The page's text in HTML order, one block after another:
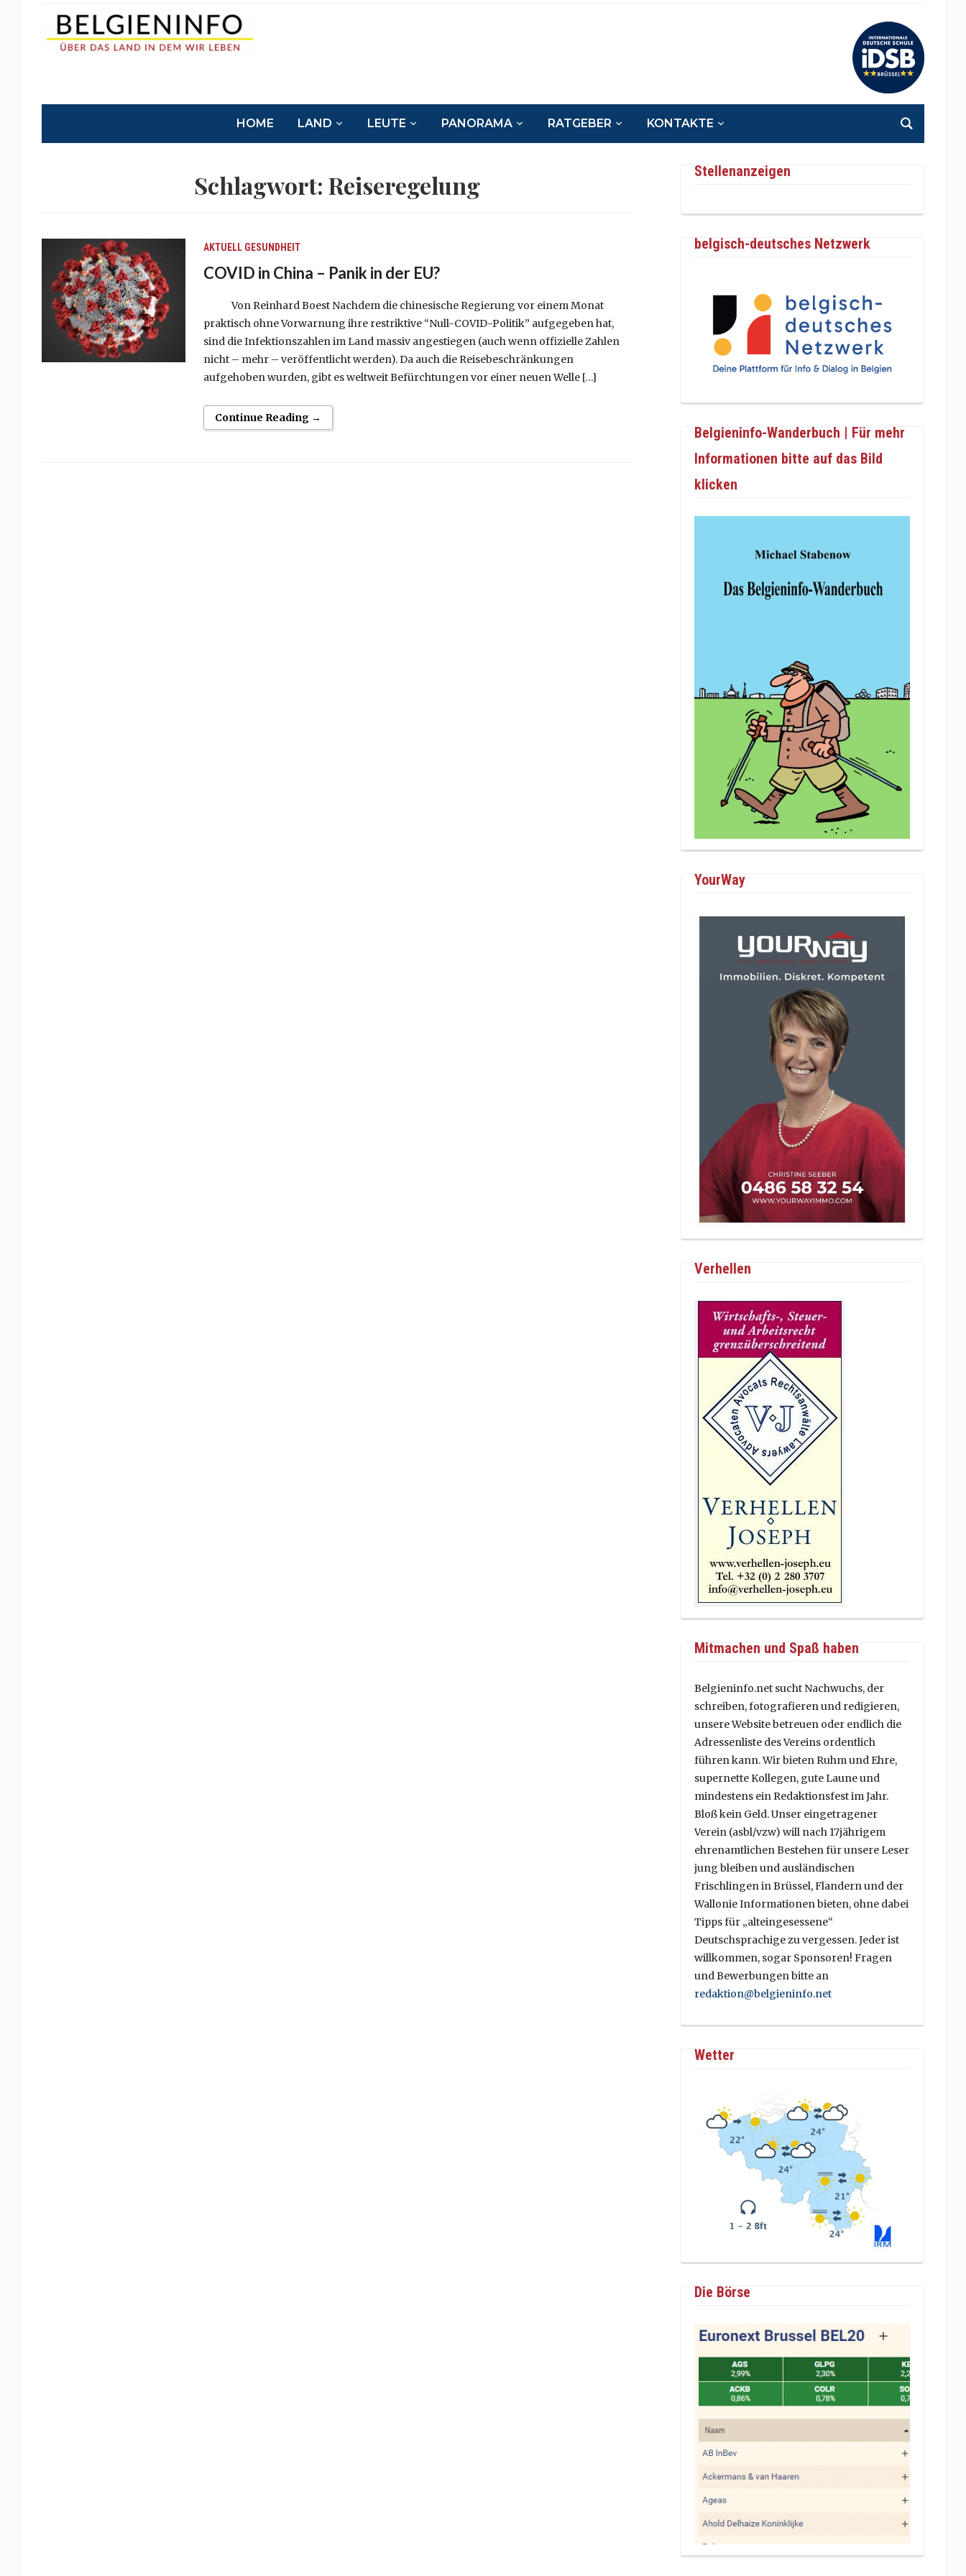
HOME LAND LEUTE PANORAMA RATGEBER KONTAKTE
Schlagwort:Reiseregelung
AKTUELL GESUNDHEIT
COVID in China – Panik in der EU?
Von Reinhard Boest Nachdem die chinesische Regierung vor einem Monat
praktisch ohne Vorwarnung ihre restriktive “Null-COVID-Politik” aufgegeben hat,
sind die Infektionszahlen im Land massiv angestiegen (auch wenn offizielle Zahlen
nicht – mehr – veröffentlicht werden). Da auch die Reisebeschränkungen
aufgehoben wurden, gibt es weltweit Befürchtungen vor einer neuen Welle […]
Continue Reading →
Stellenanzeigen
belgisch-deutsches Netzwerk
Belgieninfo-Wanderbuch | Für mehr
Informationen bitte auf das Bild
klicken
YourWay
Verhellen
Mitmachen und Spaß haben
Belgieninfo.net sucht Nachwuchs, der
schreiben, fotografieren und redigieren,
unsere Website betreuen oder endlich die
Adressenliste des Vereins ordentlich
führen kann. Wir bieten Ruhm und Ehre,
supernette Kollegen, gute Laune und
mindestens ein Redaktionsfest im Jahr.
Bloß kein Geld. Unser eingetragener
Verein (asbl/vzw) will nach 17jährigem
ehrenamtlichen Bestehen für unsere Leser
jung bleiben und ausländischen
Frischlingen in Brüssel, Flandern und der
Wallonie Informationen bieten, ohne dabei
Tipps für „alteingesessene“
Deutschsprachige zu vergessen. Jeder ist
willkommen, sogar Sponsoren! Fragen
und Bewerbungen bitte an
redaktion@belgieninfo.net
Wetter
Die Börse